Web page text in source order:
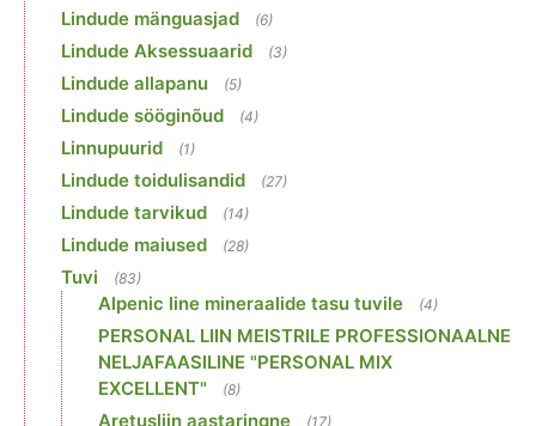
Lindude mänguasjad (6)
Lindude Aksessuaarid (3)
Lindude allapanu (5)
Lindude sööginõud (4)
Linnupuurid (1)
Lindude toidulisandid (27)
Lindude tarvikud (14)
Lindude maiused (28)
Tuvi (83)
Alpenic line mineraalide tasu tuvile (4)
PERSONAL LIIN MEISTRILE PROFESSIONAALNE
NELJAFAASILINE "PERSONAL MIX
EXCELLENT"
(8)
Aretusliin aastaringne (17)